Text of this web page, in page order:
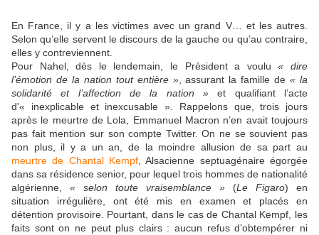
En France, il y a les victimes avec un grand V… et les autres.
Selon qu’elle servent le discours de la gauche ou qu’au contraire,
elles y contreviennent.
Pour Nahel, dès le lendemain, le Président a voulu« dire
l’émotion de la nation tout entière », assurant la famille de« la
solidarité et l’affection de la nation » et qualifiant l’acte
d'« inexplicable et inexcusable ». Rappelons que, trois jours
après le meurtre de Lola, Emmanuel Macron n’en avait toujours
pas fait mention sur son compte Twitter. On ne se souvient pas
non plus, il y a un an, de la moindre allusion de sa part au
meurtre de Chantal Kempf , Alsacienne septuagénaire égorgée
dans sa résidence senior, pour lequel trois hommes de nationalité
algérienne, « selon toute vraisemblance » (Le Figaro) en
situation irrégulière, ont été mis en examen et placés en
détention provisoire. Pourtant, dans le cas de Chantal Kempf, les
faits sont on ne peut plus clairs : aucun refus d’obtempérer ni